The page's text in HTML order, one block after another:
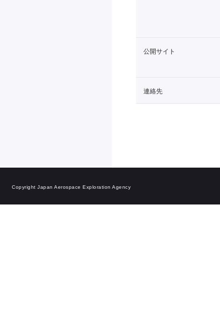
公開サイト
連絡先
Copyright Japan Aerospace Exploration Agency